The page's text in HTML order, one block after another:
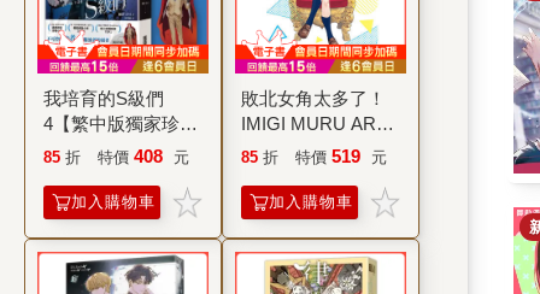
我培育的S級們
4【繁中版獨家珍
藏：強者BUFF書籤
齊】
85 折 特價 408 元
加入購物車
敗北女角太多了！
IMIGI MURU ART
WORKS (首刷限定
85 折 特價 519 元
加入購物車